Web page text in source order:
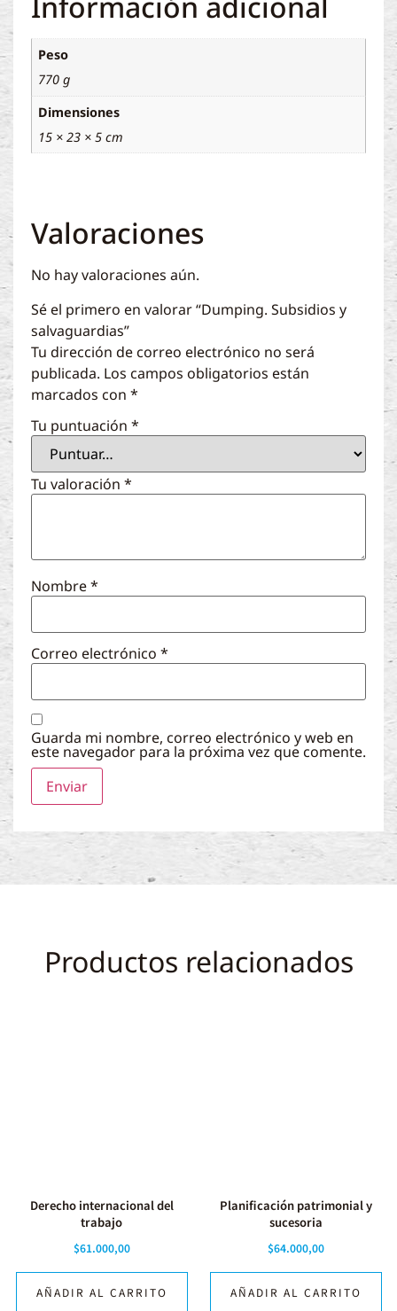
Peso
770 g
Dimensiones
15 × 23 × 5 cm
Valoraciones
No hay valoraciones aún.
Sé el primero en valorar “Dumping. Subsidios y
salvaguardias”
Tu dirección de correo electrónico no será
publicada. Los campos obligatorios están
marcados con *
Tu puntuación *
Tu valoración *
Nombre*
Correo electrónico *
Guarda mi nombre, correo electrónico y web en
este navegador para la próxima vez que comente.
Productos relacionados
Derecho internacional del
trabajo
$61.000,00
AÑADIR AL CARRITO
Planificación patrimonial y
sucesoria
$64.000,00
AÑADIR AL CARRITO